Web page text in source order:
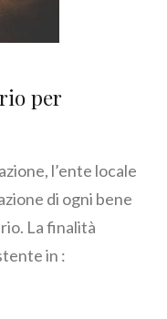
per
l’ente locale
di ogni bene
La finalità
in :